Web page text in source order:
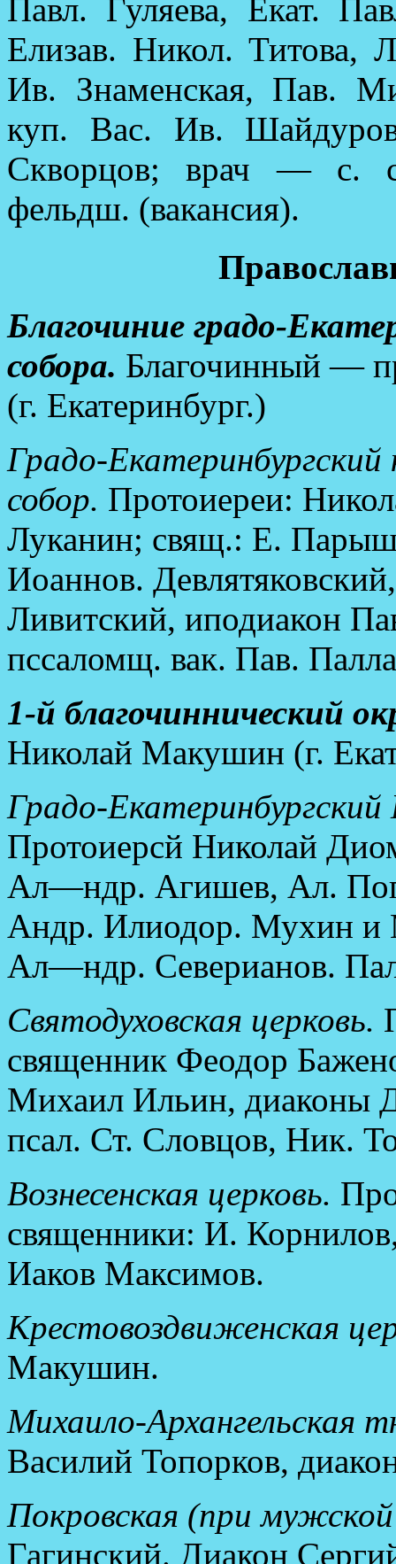
Павл. Гуляева, Екат.
Елизав. Никол. Титова,
Ив. Знаменская, Пав.
куп. Вас. Ив.
Скворцов; врач — с.
фельдш. (вакансия).
Благочиние градо-
собора. Благочинный —
(г. Екатеринбург.)
Градо-Екатеринбургский
собор. Протоиереи:
Луканин; свящ.: Е.
Иоаннов.
Ливитский, иподиакон
пссаломщ. вак. Пав.
1-й благочиннический
Николай Макушин (г.
Градо-
Протоиерсй Николай
Ал—ндр. Агишев, Ал.
Андр. Илиодор. Мухин и
Ал—ндр. Северианов.
Святодуховская церковь.
священник Феодор
Михаил Ильин, диаконы
псал. Ст. Словцов, Ник.
Вознесенская церковь.
священники: И.
Иаков Максимов.
Крестовоздвиженская
Макушин.
Михаило-Архангельская
Василий Топорков,
Покровская (при
Гагинский. Диакон